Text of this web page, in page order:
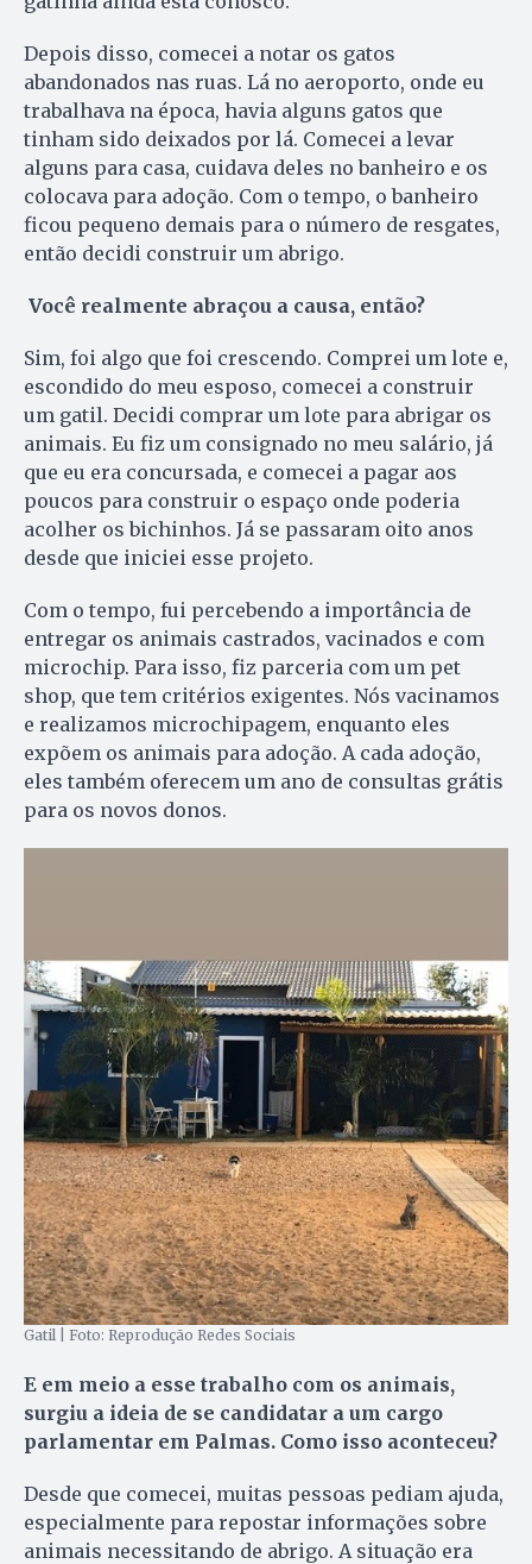
Depois disso, comecei a notar os gatos
abandonados nas ruas. Lá no aeroporto, onde eu
trabalhava na época, havia alguns gatos que
tinham sido deixados por lá. Comecei a levar
alguns para casa, cuidava deles no banheiro e os
colocava para adoção. Com o tempo, o banheiro
ficou pequeno demais para o número de resgates,
então decidi construir um abrigo.
Você realmente abraçou a causa, então?
Sim, foi algo que foi crescendo. Comprei um lote e,
escondido do meu esposo, comecei a construir
um gatil. Decidi comprar um lote para abrigar os
animais. Eu fiz um consignado no meu salário, já
que eu era concursada, e comecei a pagar aos
poucos para construir o espaço onde poderia
acolher os bichinhos. Já se passaram oito anos
desde que iniciei esse projeto.
Com o tempo, fui percebendo a importância de
entregar os animais castrados, vacinados e com
microchip. Para isso, fiz parceria com um pet
shop, que tem critérios exigentes. Nós vacinamos
e realizamos microchipagem, enquanto eles
expõem os animais para adoção. A cada adoção,
eles também oferecem um ano de consultas grátis
para os novos donos.
Gatil | Foto: Reprodução Redes Sociais
E em meio a esse trabalho com os animais,
surgiu a ideia de se candidatar a um cargo
parlamentar em Palmas. Como isso aconteceu?
Desde que comecei, muitas pessoas pediam ajuda,
especialmente para repostar informações sobre
animais necessitando de abrigo. A situação era